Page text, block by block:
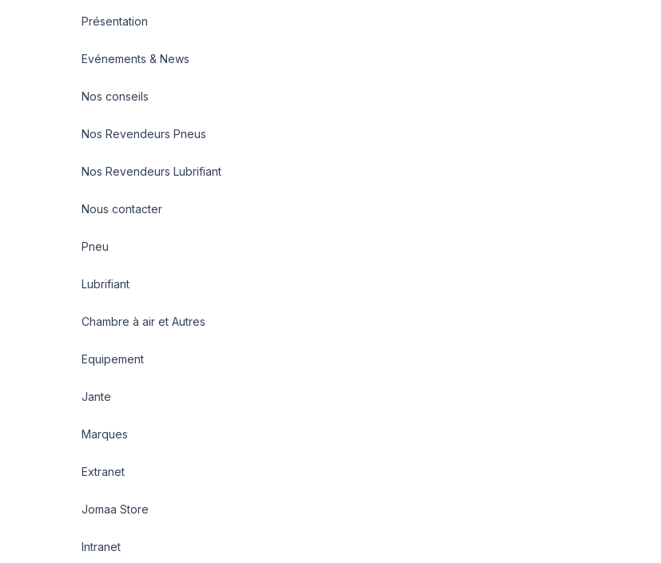
Présentation
Evénements & News
Nos conseils
Nos Revendeurs Pneus
Nos Revendeurs Lubrifiant
Nous contacter
Pneu
Lubrifiant
Chambre à air et Autres
Equipement
Jante
Marques
Extranet
Jomaa Store
Intranet